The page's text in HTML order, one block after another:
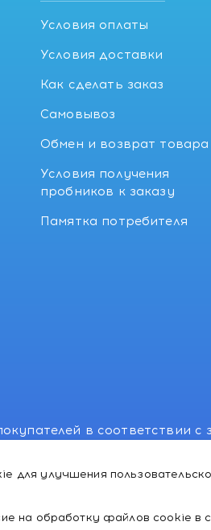
для улучшения
на обработку файлов cookie в
Условия оплаты
Условия доставки
Как сделать заказ
Самовывоз
Обмен и возврат товара
Условия получения
пробников к заказу
Памятка потребителя
в соответствии
рассматривать
88 (для всех мобильных